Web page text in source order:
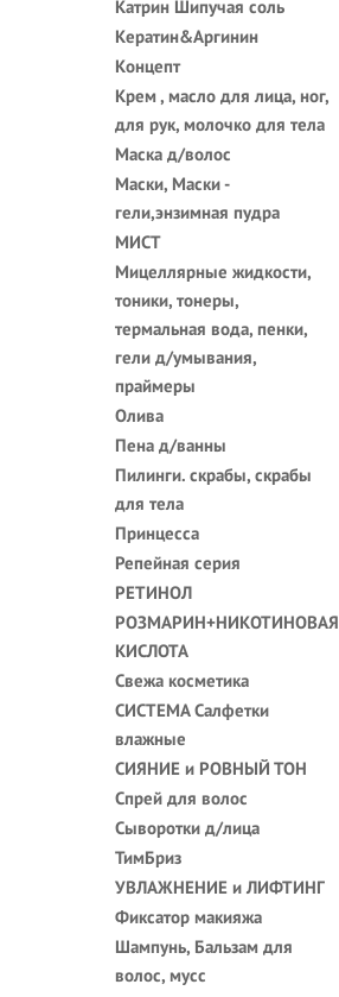
Катрин Шипучая соль
Кератин&Аргинин
Концепт
Крем , масло для лица, ног,
для рук, молочко для тела
Маска д/волос
Маски, Маски -
гели,энзимная пудра
МИСТ
Мицеллярные жидкости,
тоники, тонеры,
термальная вода, пенки,
гели д/умывания,
праймеры
Олива
Пена д/ванны
Пилинги. скрабы, скрабы
для тела
Принцесса
Репейная серия
РЕТИНОЛ
РОЗМАРИН+НИКОТИНОВАЯ
КИСЛОТА
Свежа косметика
СИСТЕМА Салфетки
влажные
СИЯНИЕ и РОВНЫЙ ТОН
Спрей для волос
Сыворотки д/лица
ТимБриз
УВЛАЖНЕНИЕ и ЛИФТИНГ
Фиксатор макияжа
Шампунь, Бальзам для
волос, мусс